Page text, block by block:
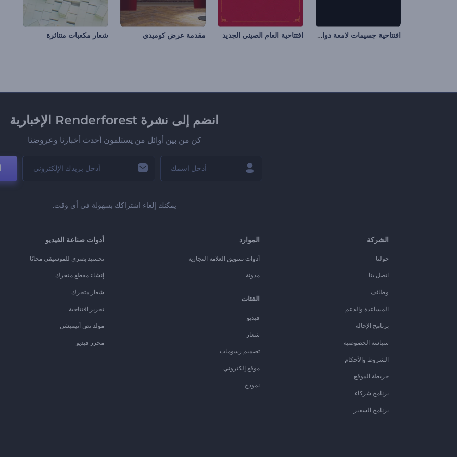
افتتاحية جسيمات لامعة دوامية افتتاحية العام الصيني الجديد مقدمة عرض كوميدي شعار مكعبات متناثرة
انضم إلى نشرة Renderforest الإخبارية
كن من بين أوائل من يستلمون أحدث أخبارنا وعروضنا
يمكنك إلغاء اشتراكك بسهولة في أي وقت.
الشركة
حولنا
اتصل بنا
وظائف
المساعدة والدعم
برنامج الإحالة
سياسة الخصوصية
الشروط والأحكام
خريطة الموقع
برنامج شركاء
برنامج السفير
الموارد
أدوات تسويق العلامة التجارية
مدونة
الفئات
فيديو
شعار
تصميم رسومات
موقع إلكتروني
نموذج
أدوات صناعة الفيديو
تجسيد بصري للموسيقى مجانًا
إنشاء مقطع متحرك
شعار متحرك
تحرير افتتاحية
مولد نص أنيميشن
محرر فيديو